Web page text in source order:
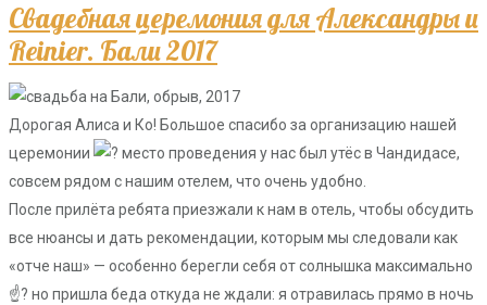
Свадебная церемония для Александры и
Reinier. Бали 2017
Дорогая Алиса и Ко! Большое спасибо за организацию нашей
церемонии
место проведения у нас был утёс в Чандидасе,
совсем рядом с нашим отелем, что очень удобно.
После прилёта ребята приезжали к нам в отель, чтобы обсудить
все нюансы и дать рекомендации, которым мы следовали как
«отче наш» — особенно берегли себя от солнышка максимально
☝? но пришла беда откуда не ждали: я отравилась прямо в ночь